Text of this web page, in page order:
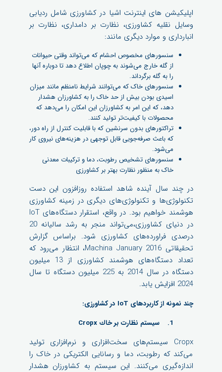
اپلیکیشن های اینترنت اشیا در کشاورزی شامل ردیابی
وسایل نقلیه کشاورزی، نظارت بر دامداری، نظارت بر
انبارداری و موارد دیگری مانند:
سنسورهای مخصوص احشام که می‌تواند وقتی حیوانات
از گله خارج می‌شوند به چوپان اطلاع دهد تا دوباره آنها
را به گله برگرداند.
سنسورهای خاک که می‌توانند شرایط نامنظم مانند میزان
اسیدی بودن بیش از حد خاک را به کشاورزان هشدار
دهد، که این امر به کشاورزان این امکان را می‌دهد که
محصولات با کیفیت‌تر تولید کنند.
تراکتورهای بدون سرنشین که با قابلیت کنترل از راه دور،
که باعث صرفه‌جویی قابل توجهی در هزینه‌های نیروی کار
می‌شود.
سنسورهای تشخیص رطوبت، دما و ترکیبات معدنی
خاک به منظور نظارت بهتر بر کشاورزی
در چند سال آینده شاهد استفاده روزافزون این دست
تکنولوژی‌ها و تکنولوژی‌های دیگری در زمینه کشاورزی
هوشمند خواهیم بود. در واقع، استقرار دستگاه‌های IoT
در دنیای کشاورزی،می‌تواند منجر به رشد سالیانه 20
درصدی فراورده‌های کشاورزی شود. براساس گزارش
تحقیقاتی Machina January 2016، انتظار می‌رود که
تعداد دستگاه‌های هوشمند کشاورزی از 13 میلیون
دستگاه در سال 2014 به 225 میلیون دستگاه تا سال
2024 افزایش یابد.
چند نمونه از کاربردهای IoT در کشاورزی:
1. سیستم نظارت بر خاك Cropx
Cropx سیستم‌های سخت‌افزاری و نرم‌افزاری تولید
می‌کند که رطوبت، دما و رسانایی الکتریکی در خاک را
اندازه‌گیری می‌کنند. این سیستم به کشاورزان هشدار